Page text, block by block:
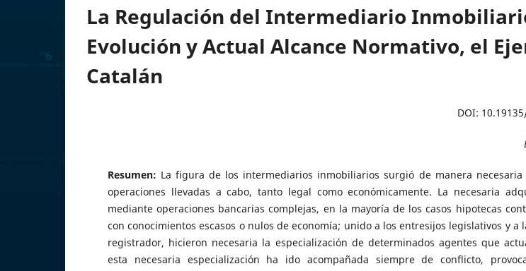
La Regulación del Intermediario
Evolución y Actual Alcance Normativo, el
Catalán
DOI:
Resumen: La figura de los intermediarios inmobiliarios surgió de manera
operaciones llevadas a cabo, tanto legal como económicamente. La necesaria
mediante operaciones bancarias complejas, en la mayoría de los casos hipotecas
con conocimientos escasos o nulos de economía; unido a los entresijos legislativos y
registrador, hicieron necesaria la especialización de determinados agentes que
esta necesaria especialización ha ido acompañada siempre de conflicto,